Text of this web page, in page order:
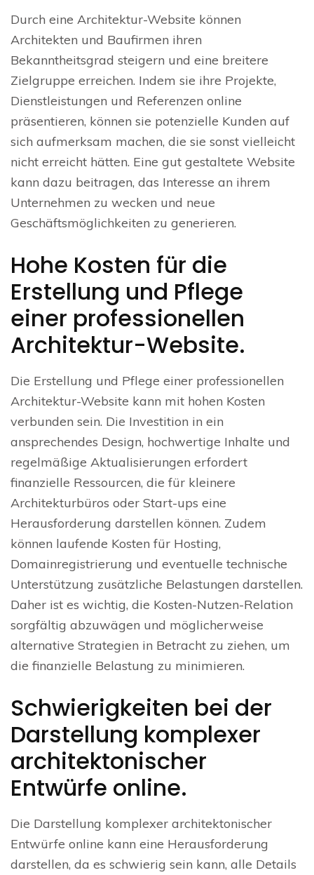
Durch eine Architektur-Website können
Architekten und Baufirmen ihren
Bekanntheitsgrad steigern und eine breitere
Zielgruppe erreichen. Indem sie ihre Projekte,
Dienstleistungen und Referenzen online
präsentieren, können sie potenzielle Kunden auf
sich aufmerksam machen, die sie sonst vielleicht
nicht erreicht hätten. Eine gut gestaltete Website
kann dazu beitragen, das Interesse an ihrem
Unternehmen zu wecken und neue
Geschäftsmöglichkeiten zu generieren.
Hohe Kosten für die
Erstellung und Pflege
einer professionellen
Architektur-Website.
Die Erstellung und Pflege einer professionellen
Architektur-Website kann mit hohen Kosten
verbunden sein. Die Investition in ein
ansprechendes Design, hochwertige Inhalte und
regelmäßige Aktualisierungen erfordert
finanzielle Ressourcen, die für kleinere
Architekturbüros oder Start-ups eine
Herausforderung darstellen können. Zudem
können laufende Kosten für Hosting,
Domainregistrierung und eventuelle technische
Unterstützung zusätzliche Belastungen darstellen.
Daher ist es wichtig, die Kosten-Nutzen-Relation
sorgfältig abzuwägen und möglicherweise
alternative Strategien in Betracht zu ziehen, um
die finanzielle Belastung zu minimieren.
Schwierigkeiten bei der
Darstellung komplexer
architektonischer
Entwürfe online.
Die Darstellung komplexer architektonischer
Entwürfe online kann eine Herausforderung
darstellen, da es schwierig sein kann, alle Details